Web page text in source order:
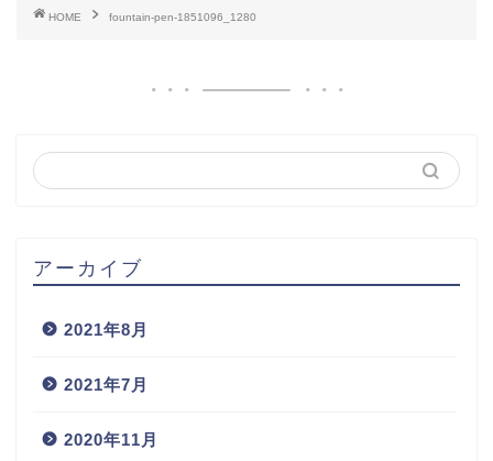
HOME fountain-pen-1851096_1280
アーカイブ
2021年8月
2021年7月
2020年11月